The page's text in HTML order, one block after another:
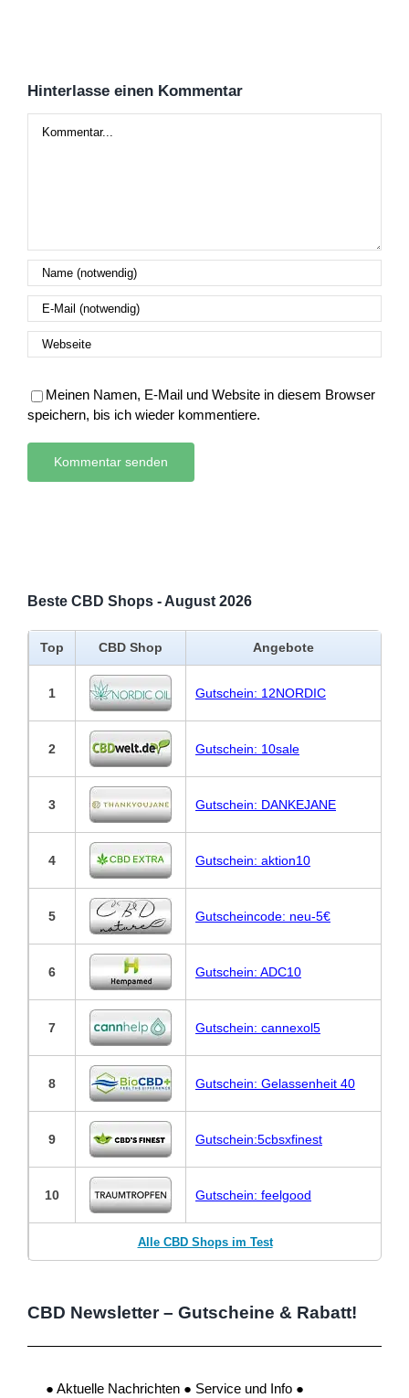
Hinterlasse einen Kommentar
Meinen Namen, E-Mail und Website in diesem Browser
speichern, bis ich wieder kommentiere.
Beste CBD Shops - August 2026
Top CBD Shop Angebote
1 Gutschein: 12NORDIC
2 Gutschein: 10sale
3 Gutschein: DANKEJANE
4 Gutschein: aktion10
5 Gutscheincode: neu-5€
6 Gutschein: ADC10
7 Gutschein: cannexol5
8 Gutschein: Gelassenheit 40
9 Gutschein:5cbsxfinest
10 Gutschein: feelgood
Alle CBD Shops im Test
CBD Newsletter – Gutscheine & Rabatt!
● Aktuelle Nachrichten ● Service und Info ●